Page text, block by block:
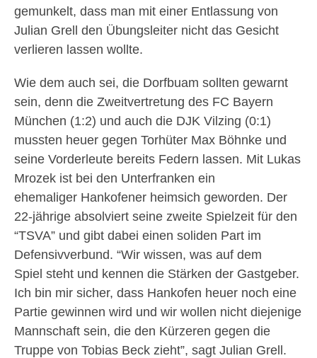
gemunkelt, dass man mit einer Entlassung von
Julian Grell den Übungsleiter nicht das Gesicht
verlieren lassen wollte.
Wie dem auch sei, die Dorfbuam sollten gewarnt
sein, denn die Zweitvertretung des FC Bayern
München (1:2) und auch die DJK Vilzing (0:1)
mussten heuer gegen Torhüter Max Böhnke und
seine Vorderleute bereits Federn lassen. Mit Lukas
Mrozek ist bei den Unterfranken ein
ehemaliger Hankofener heimsich geworden. Der
22-jährige absolviert seine zweite Spielzeit für den
“TSVA” und gibt dabei einen soliden Part im
Defensivverbund. “Wir wissen, was auf dem
Spiel steht und kennen die Stärken der Gastgeber.
Ich bin mir sicher, dass Hankofen heuer noch eine
Partie gewinnen wird und wir wollen nicht diejenige
Mannschaft sein, die den Kürzeren gegen die
Truppe von Tobias Beck zieht”, sagt Julian Grell.